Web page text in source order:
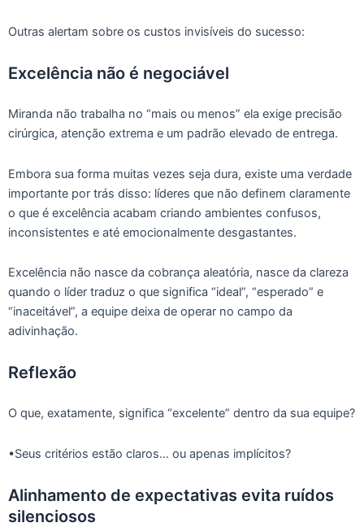
Outras alertam sobre os custos invisíveis do sucesso:
Excelência não é negociável
Miranda não trabalha no “mais ou menos” ela exige precisão
cirúrgica, atenção extrema e um padrão elevado de entrega.
Embora sua forma muitas vezes seja dura, existe uma verdade
importante por trás disso: líderes que não definem claramente
o que é excelência acabam criando ambientes confusos,
inconsistentes e até emocionalmente desgastantes.
Excelência não nasce da cobrança aleatória, nasce da clareza
quando o líder traduz o que significa “ideal”, “esperado” e
“inaceitável”, a equipe deixa de operar no campo da
adivinhação.
Reflexão
O que, exatamente, significa “excelente” dentro da sua equipe?
•Seus critérios estão claros… ou apenas implícitos?
Alinhamento de expectativas evita ruídos
silenciosos